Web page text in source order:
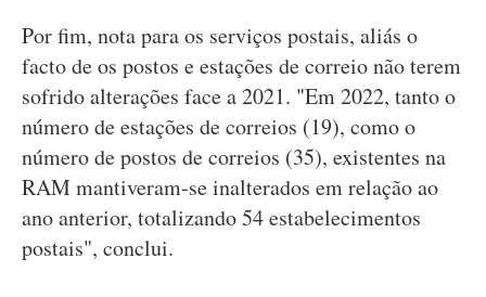
Por fim, nota para os serviços postais, aliás o
facto de os postos e estações de correio não terem
sofrido alterações face a 2021. "Em 2022, tanto o
número de estações de correios (19), como o
número de postos de correios (35), existentes na
RAM mantiveram-se inalterados em relação ao
ano anterior, totalizando 54 estabelecimentos
postais", conclui.